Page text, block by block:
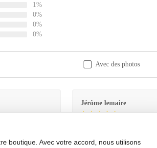
1%
0%
0%
0%
Avec des photos
Jérôme lemaire
boutique. Avec votre accord, nous utilisons